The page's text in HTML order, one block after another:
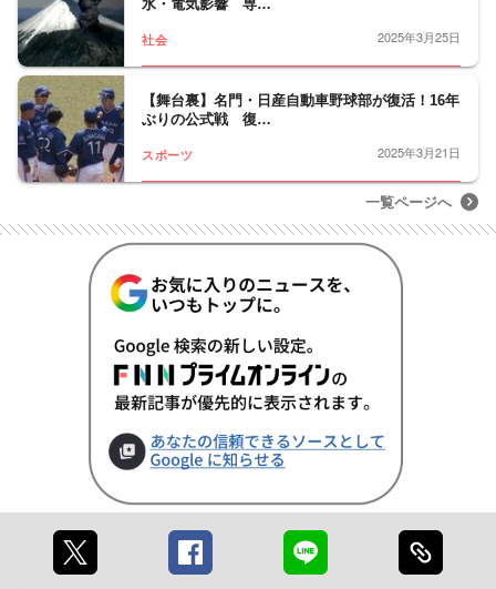
水・電気影響 専…
社会 2025年3月25日
【舞台裏】名門・日産自動車野球部が復活！16年
ぶりの公式戦 復…
スポーツ 2025年3月21日
一覧ページへ